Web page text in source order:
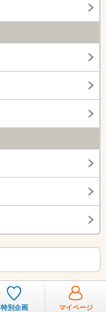
特別企画 マイページ